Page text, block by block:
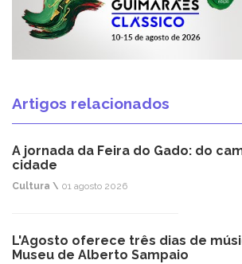
Artigos relacionados
A jornada da Feira do Gado: do
cidade
Cultura \ 01 agosto 2026
L'Agosto oferece três dias de
Museu de Alberto Sampaio